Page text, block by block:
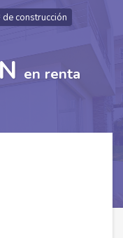
de construcción
en renta